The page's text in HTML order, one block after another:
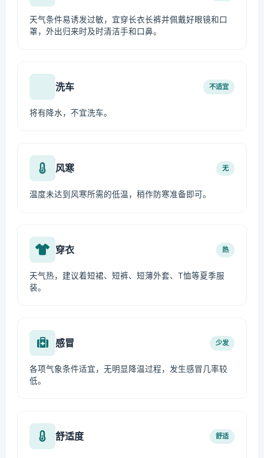
天气条件易诱发过敏，宜穿长衣长裤并佩戴好眼镜和口
罩，外出归来时及时清洁手和口鼻。
洗车 不适宜
将有降水，不宜洗车。
风寒 无
温度未达到风寒所需的低温，稍作防寒准备即可。
穿衣 热
天气热，建议着短裙、短裤、短薄外套、T恤等夏季服
装。
感冒 少发
各项气象条件适宜，无明显降温过程，发生感冒几率较
低。
舒适度 舒适